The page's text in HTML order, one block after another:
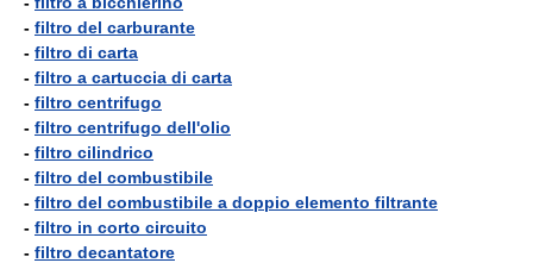
- filtro del carburante
- filtro di carta
- filtro a cartuccia di carta
- filtro centrifugo
- filtro centrifugo dell'olio
- filtro cilindrico
- filtro del combustibile
- filtro del combustibile a doppio elemento filtrante
- filtro in corto circuito
- filtro decantatore